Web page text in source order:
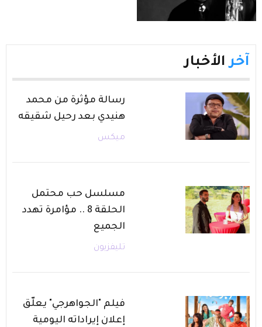
آخر الأخبار
رسالة مؤثرة من محمد
هنيدي بعد رحيل شقيقه
ميكس
مسلسل حب محتمل
الحلقة 8 .. مؤامرة تهدد
الجميع
تليفزيون
فيلم "الجواهرجي" يعلّق
إعلان إيراداته اليومية